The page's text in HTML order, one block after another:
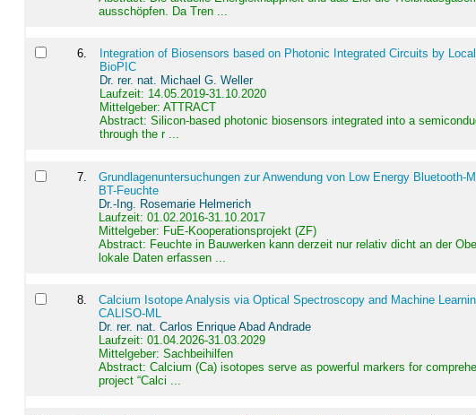
ausschöpfen. Da Tren ...
6.
Integration of Biosensors based on Photonic Integrated Circuits by
BioPIC
Dr. rer. nat. Michael G. Weller
Laufzeit: 14.05.2019-31.10.2020
Mittelgeber: ATTRACT
Abstract: Silicon-based photonic biosensors integrated into a
through the r ...
7.
Grundlagenuntersuchungen zur Anwendung von Low Energy Bluetooth-
BT-Feuchte
Dr.-Ing. Rosemarie Helmerich
Laufzeit: 01.02.2016-31.10.2017
Mittelgeber: FuE-Kooperationsprojekt (ZF)
Abstract: Feuchte in Bauwerken kann derzeit nur relativ dicht an der
lokale Daten erfassen ...
8.
Calcium Isotope Analysis via Optical Spectroscopy and Machine
CALISO-ML
Dr. rer. nat. Carlos Enrique Abad Andrade
Laufzeit: 01.04.2026-31.03.2029
Mittelgeber: Sachbeihilfen
Abstract:Calcium (Ca) isotopes serve as powerful markers for
project “Calci ...